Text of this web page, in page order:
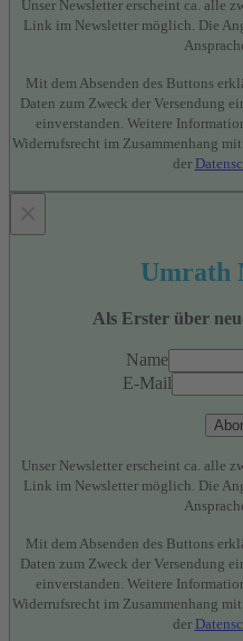
Unser Newsletter erscheint ca. alle
Link im Newsletter möglich. Die
Mit dem Absenden des Buttons
Daten zum Zweck der Versendung
einverstanden. Weitere
Widerrufsrecht im Zusammenhang
der
Umrath
Als Erster über
Name
E-Mail
Unser Newsletter erscheint ca. alle
Link im Newsletter möglich. Die
Mit dem Absenden des Buttons
Daten zum Zweck der Versendung
einverstanden. Weitere
Widerrufsrecht im Zusammenhang
der